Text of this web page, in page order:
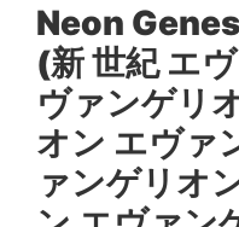
Neon
(新 世紀 エ
ヴァンゲリ
オン エヴァ
ァンゲリオ